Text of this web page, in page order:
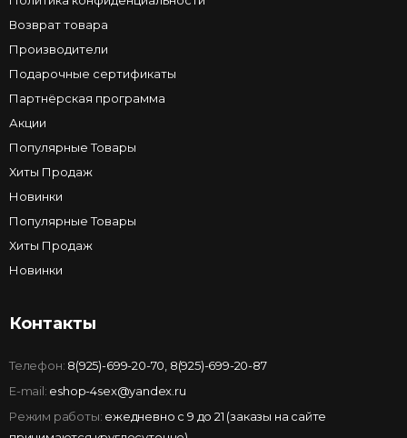
Возврат товара
Производители
Подарочные сертификаты
Партнёрская программа
Акции
Популярные Товары
Хиты Продаж
Новинки
Популярные Товары
Хиты Продаж
Новинки
Контакты
Телефон: 8(925)-699-20-70 8(925)-699-20-87
E-mail: eshop-4sex@yandex.ru
Режим работы: ежедневно с 9 до 21 (заказы на сайте